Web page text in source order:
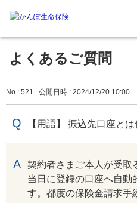
よくあるご質問
No : 521 公開日時 : 2024/12/20 10:00
【用語】 振込先口座とは
契約者さまご本人が受取
当日に登録の口座へ自動
す。都度の保険金請求手